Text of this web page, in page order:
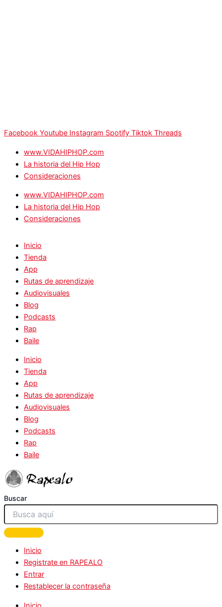
Facebook Youtube Instagram Spotify Tiktok Threads
www.VIDAHIPHOP.com
La historia del Hip Hop
Consideraciones
www.VIDAHIPHOP.com
La historia del Hip Hop
Consideraciones
Inicio
Tienda
App
Rutas de aprendizaje
Audiovisuales
Blog
Podcasts
Rap
Baile
Inicio
Tienda
App
Rutas de aprendizaje
Audiovisuales
Blog
Podcasts
Rap
Baile
Buscar
Inicio
Registrate en RAPEALO
Entrar
Restablecer la contraseña